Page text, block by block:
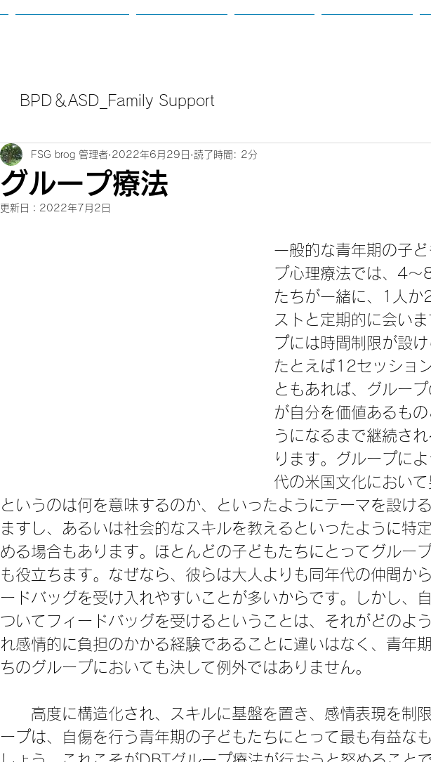
BPD＆ASD_Family Support
グループ療法
FSG brog 管理者 2022年6月29日 読了時間: 2分
更新日： 2022年7月2日
一般的な青年期の子
プ心理療法では、4〜
たちが一緒に、1人か
ストと定期的に会い
プには時間制限が設
たとえば12セッショ
ともあれば、グルー
が自分を価値あるも
うになるまで継続さ
ります。グループに
代の米国文化におい
というのは何を意味するのか、といったようにテーマを設け
ますし、あるいは社会的なスキルを教えるといったように特
める場合もあります。ほとんどの子どもたちにとってグルー
も役立ちます。なぜなら、彼らは大人よりも同年代の仲間か
ードバッグを受け入れやすいことが多いからです。しかし、
ついてフィードバッグを受けるということは、それがどのよ
れ感情的に負担のかかる経験であることに違いはなく、青年
ちのグループにおいても決して例外ではありません。
高度に構造化され、スキルに基盤を置き、感情表現を制
ープは、自傷を行う青年期の子どもたちにとって最も有益な